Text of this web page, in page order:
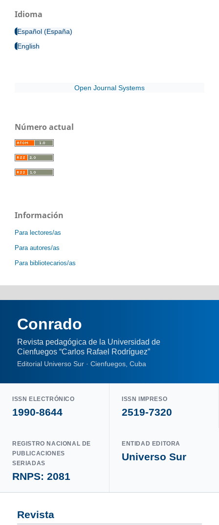
Idioma
Español (España)
English
Open Journal Systems
Número actual
Información
Para lectores/as
Para autores/as
Para bibliotecarios/as
Conrado
Revista pedagógica de la Universidad de
Cienfuegos “Carlos Rafael Rodríguez”
Editorial Universo Sur · Cienfuegos, Cuba
ISSN ELECTRÓNICO
1990-8644
ISSN IMPRESO
2519-7320
REGISTRO NACIONAL DE
PUBLICACIONES
SERIADAS
RNPS: 2081
ENTIDAD EDITORA
Universo Sur
Revista